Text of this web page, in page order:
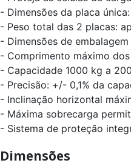
- Dimensões da placa
- Peso total das 2 placas:
- Dimensões de
- Comprimento máximo
- Capacidade 1000 kg a
- Precisão: +/- 0,1% da
- Inclinação horizontal
- Máxima sobrecarga
- Sistema de proteção
Dimensões